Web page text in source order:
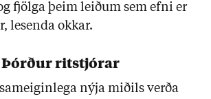
fjölga þeim leiðum sem efni er
lesenda okkar.
Þórður ritstjórar
nýja miðils verða